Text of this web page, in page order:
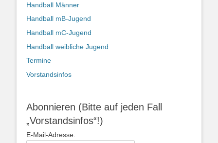
Handball Männer
Handball mB-Jugend
Handball mC-Jugend
Handball weibliche Jugend
Termine
Vorstandsinfos
Abonnieren (Bitte auf jeden Fall
„Vorstandsinfos“!)
E-Mail-Adresse: